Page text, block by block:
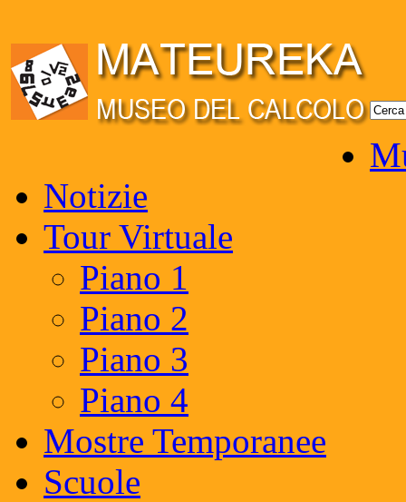
Notizie
Tour Virtuale
Piano 1
Piano 2
Piano 3
Piano 4
Mostre Temporanee
Scuole